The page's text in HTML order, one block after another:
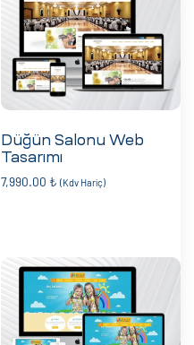
Düğün Salonu Web
Tasarımı
7,990.00 ₺ (Kdv Hariç)